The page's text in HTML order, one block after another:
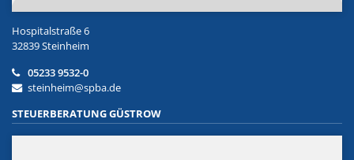
Hospitalstraße 6
32839 Steinheim
05233 9532-0
steinheim@spba.de
STEUERBERATUNG GÜSTROW